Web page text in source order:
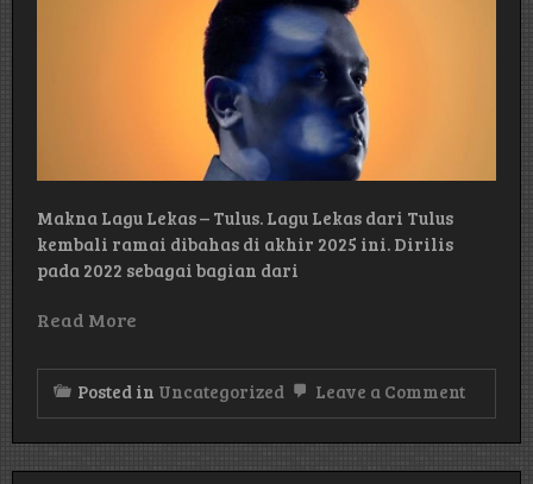
Makna Lagu Lekas – Tulus. Lagu Lekas dari Tulus
kembali ramai dibahas di akhir 2025 ini. Dirilis
pada 2022 sebagai bagian dari
Read More
Posted in Uncategorized Leave a Commenton
Lekas
–